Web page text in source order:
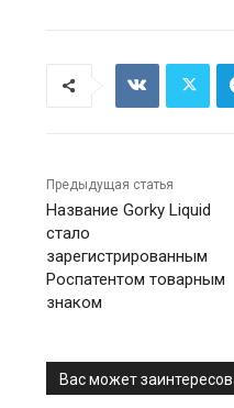
Предыдущая статья
Название Gorky Liquid
стало
зарегистрированным
Роспатентом товарным
знаком
Вас может